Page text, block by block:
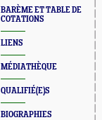
BARÈME ET TABLE DE
COTATIONS
LIENS
MÉDIATHÈQUE
QUALIFIÉ(E)S
BIOGRAPHIES